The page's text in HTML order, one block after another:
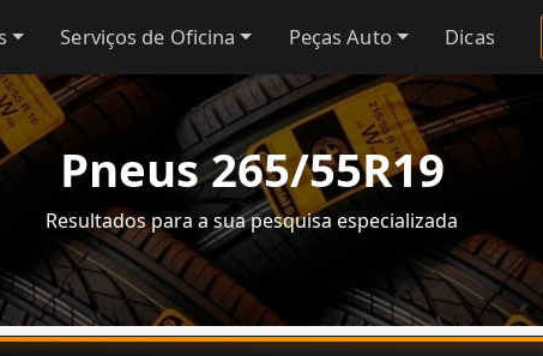
Serviços de Oficina Peças Auto Dicas
Pneus 265/55R19
Resultados para a sua pesquisa especializada